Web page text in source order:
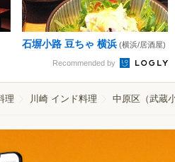
石塀小路 豆ちゃ 横浜 (横浜/居酒屋)
Recommended by
理 川崎 インド料理 中原区（武蔵